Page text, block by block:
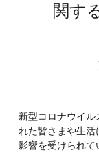
関す
新型コロナウイル
れた皆さまや生活
影響を受けられて